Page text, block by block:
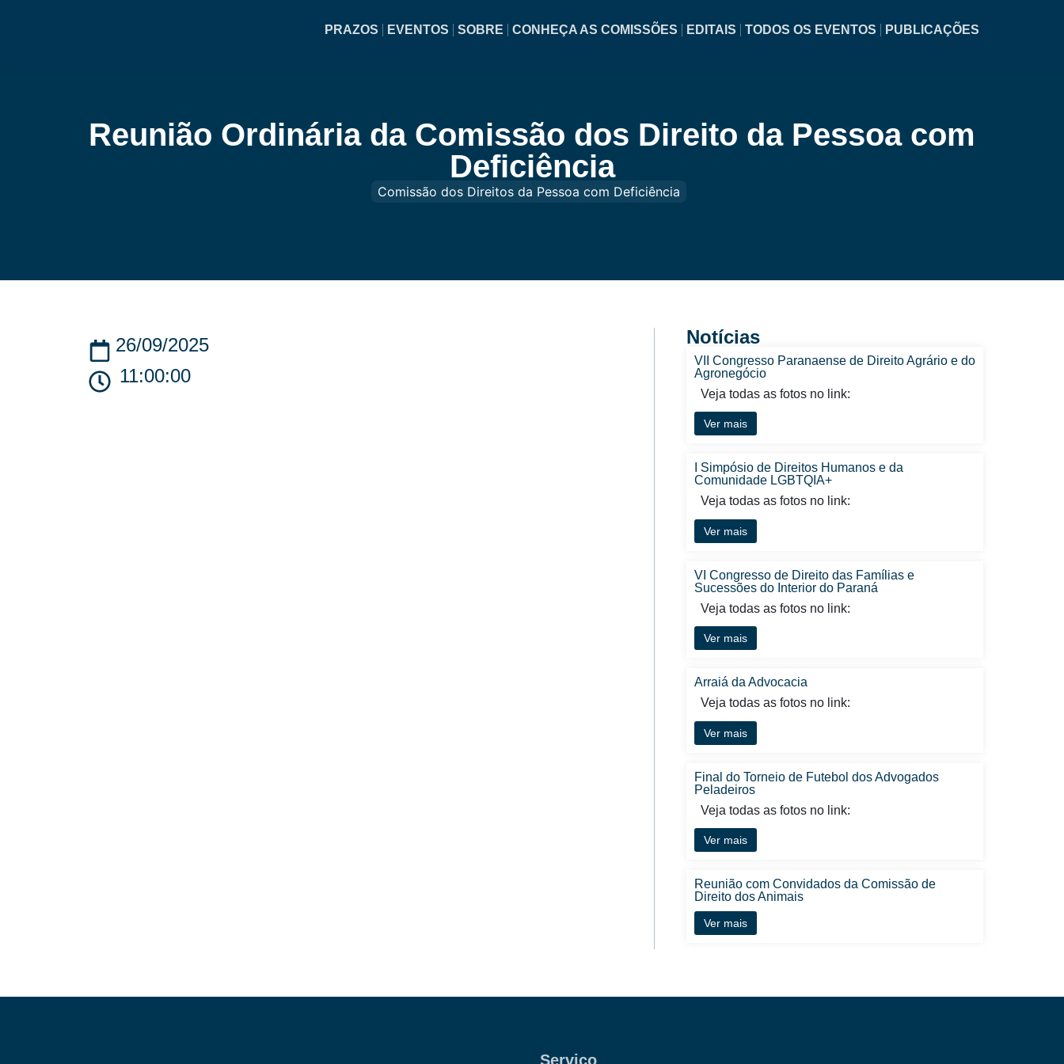
PRAZOS EVENTOS SOBRE CONHEÇA AS COMISSÕES EDITAIS TODOS OS EVENTOS PUBLICAÇÕES
Reunião Ordinária da Comissão dos Direito da Pessoa com
Deficiência
Comissão dos Direitos da Pessoa com Deficiência
26/09/2025
11:00:00
Notícias
VII Congresso Paranaense de Direito Agrário e do
Agronegócio
Veja todas as fotos no link:
Ver mais
I Simpósio de Direitos Humanos e da
Comunidade LGBTQIA+
Veja todas as fotos no link:
Ver mais
VI Congresso de Direito das Famílias e
Sucessões do Interior do Paraná
Veja todas as fotos no link:
Ver mais
Arraiá da Advocacia
Veja todas as fotos no link:
Ver mais
Final do Torneio de Futebol dos Advogados
Peladeiros
Veja todas as fotos no link:
Ver mais
Reunião com Convidados da Comissão de
Direito dos Animais
Ver mais
Serviço